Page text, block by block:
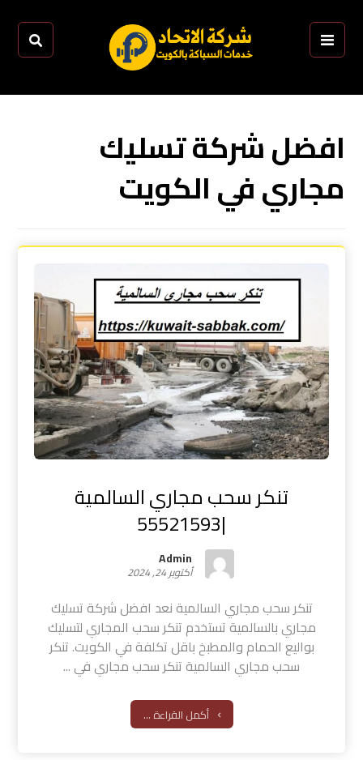
افضل شركة تسليك
مجاري في الكويت
تنكر سحب مجاري السالمية
|55521593
Admin
أكتوبر 24, 2024
تنكر سحب مجاري السالمية نعد افضل شركة تسليك
مجاري بالسالمية تستخدم تنكر سحب المجاري لتسليك
بواليع الحمام والمطبخ باقل تكلفة في الكويت. تنكر
سحب مجاري السالمية تنكر سحب مجاري في ...
أكمل القراءة ...